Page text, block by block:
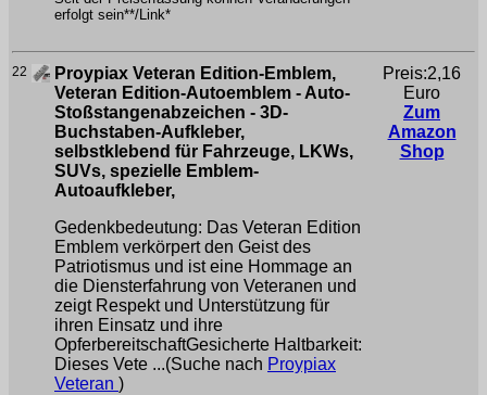
erfolgt sein**/Link*
22
Proypiax Veteran Edition-Emblem,
Veteran Edition-Autoemblem - Auto-
Stoßstangenabzeichen - 3D-
Buchstaben-Aufkleber,
selbstklebend für Fahrzeuge, LKWs,
SUVs, spezielle Emblem-
Autoaufkleber,
Gedenkbedeutung: Das Veteran Edition
Emblem verkörpert den Geist des
Patriotismus und ist eine Hommage an
die Diensterfahrung von Veteranen und
zeigt Respekt und Unterstützung für
ihren Einsatz und ihre
OpferbereitschaftGesicherte Haltbarkeit:
Dieses Vete ...(Suche nach Proypiax
Veteran )
Preis:2,16
Euro
Zum
Amazon
Shop